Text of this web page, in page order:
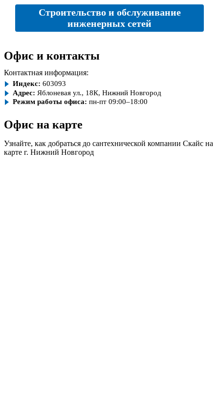
Строительство и обслуживание
инженерных сетей
Офис и контакты
Контактная информация:
Индекс: 603093
Адрес: Яблоневая ул., 18К, Нижний Новгород
Режим работы офиса: пн-пт 09:00–18:00
Офис на карте
Узнайте, как добраться до сантехнической компании Скайс на
карте г. Нижний Новгород